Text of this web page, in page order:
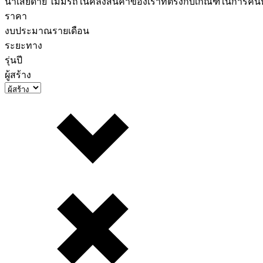
ราคา
งบประมาณรายเดือน
ระยะทาง
รุ่นปี
ผู้สร้าง